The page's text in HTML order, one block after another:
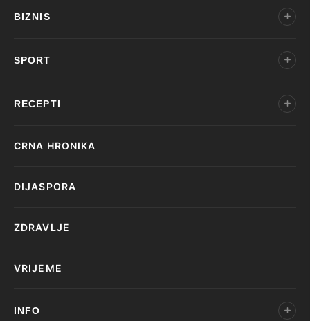
BIZNIS
SPORT
RECEPTI
CRNA HRONIKA
DIJASPORA
ZDRAVLJE
VRIJEME
INFO